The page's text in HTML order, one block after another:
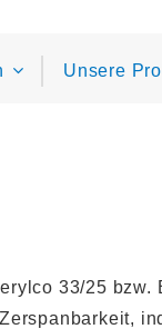
Unsere
33/25